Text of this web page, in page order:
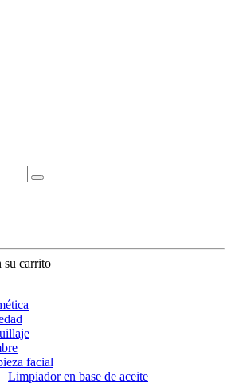
su carrito
facial
Limpiador en base de aceite